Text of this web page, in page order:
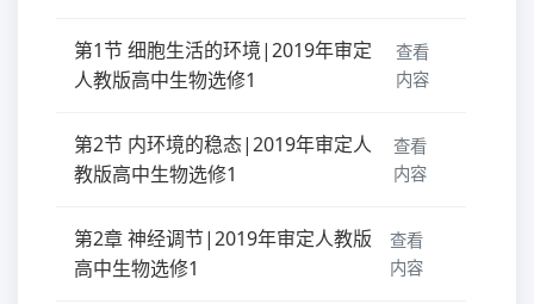
第1节 细胞生活的环境|2019年审定
人教版高中生物选修1
查看
内容
第2节 内环境的稳态|2019年审定人
教版高中生物选修1
查看
内容
第2章 神经调节|2019年审定人教版
高中生物选修1
查看
内容